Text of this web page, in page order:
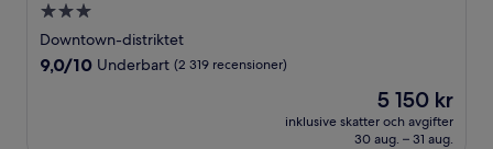
3.0-
stjärnigt
boende
Downtown-distriktet
9.0
9,0/10 Underbart (2 319 recensioner)
Priset
är
5 150 kr
5 150 kr
inklusive skatter och avgifter
30 aug. – 31 aug.